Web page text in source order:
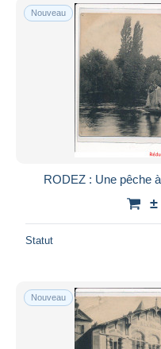
Nouveau
RODEZ : Une pêche
±
Statut
Nouveau